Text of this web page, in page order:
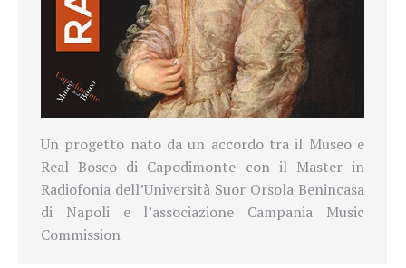
Un progetto nato da un accordo tra il Museo e
Real Bosco di Capodimonte con il Master in
Radiofonia dell’Università Suor Orsola Benincasa
di Napoli e l’associazione Campania Music
Commission